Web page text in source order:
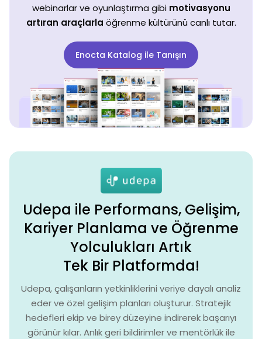
webinarlar ve oyunlaştırma gibi motivasyonu
artıran araçlarla öğrenme kültürünü canlı tutar.
Enocta Katalog ile Tanışın
Udepa ile Performans, Gelişim,
Kariyer Planlama ve Öğrenme
Yolculukları Artık
Tek Bir Platformda!
Udepa, çalışanların yetkinliklerini veriye dayalı analiz
eder ve özel gelişim planları oluşturur. Stratejik
hedefleri ekip ve birey düzeyine indirerek başarıyı
görünür kılar. Anlık geri bildirimler ve mentörlük ile